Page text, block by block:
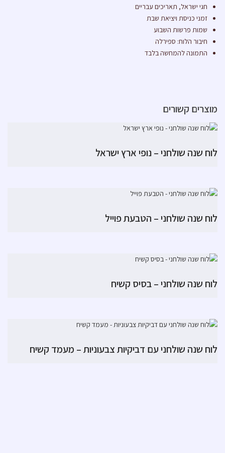
חגי ישראל, תאריכים עבריים
זמני כניסת ויציאת שבת
שמות פרשות השבוע
חיבור הלוח: ספירלה
התמונה להמחשה בלבד
מוצרים קשורים
לוח שנה שולחני – נופי ארץ ישראל
לוח שנה שולחני – הטבעת פוייל
לוח שנה שולחני – בסיס קשיח
לוח שנה שולחני עם דביקיות צבעוניות – מעמד קשיח